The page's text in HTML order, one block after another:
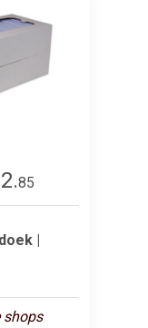
85
|
shops